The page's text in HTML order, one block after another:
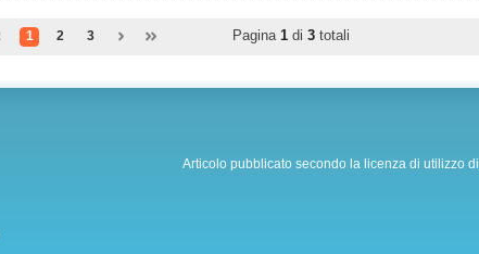
1 2 3 Pagina 1 di 3 totali
Articolo pubblicato secondo la licenza di utilizzo di